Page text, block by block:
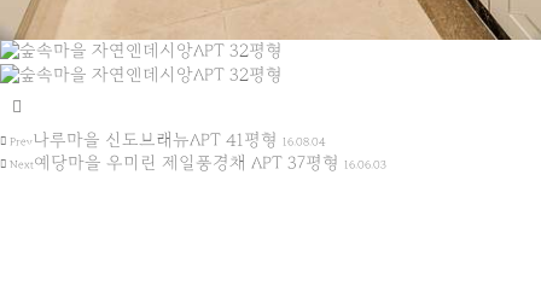
Prev나루마을 신도브래뉴APT 41평형 16.08.04
Next 예당마을 우미린 제일풍경채 APT 37평형 16.06.03